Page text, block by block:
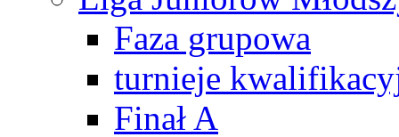
Faza grupowa
turnieje
Finał A